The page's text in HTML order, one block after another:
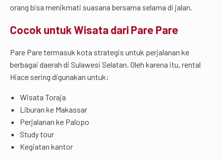
orang bisa menikmati suasana bersama selama di jalan.
Cocok untuk Wisata dari Pare Pare
Pare Pare termasuk kota strategis untuk perjalanan ke
berbagai daerah di Sulawesi Selatan. Oleh karena itu, rental
Hiace sering digunakan untuk:
Wisata Toraja
Liburan ke Makassar
Perjalanan ke Palopo
Study tour
Kegiatan kantor